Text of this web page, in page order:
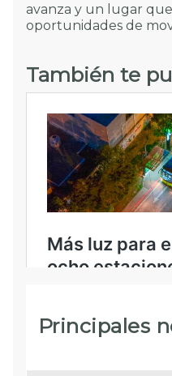
avanza y un lugar
oportunidades de
También te
Principales